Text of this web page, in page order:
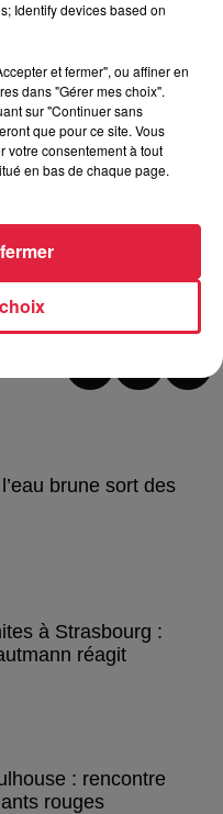
les consommateurs / @Top
- Modifié : 30 octobre
brune sort des
à Strasbourg :
réagit
: rencontre
rouges
Identify devices based on
et fermer", ou affiner en
dans "Gérer mes choix".
sur "Continuer sans
que pour ce site. Vous
votre consentement à tout
en bas de chaque page.